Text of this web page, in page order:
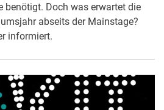
benötigt. Doch was erwartet die
abseits der Mainstage?
informiert.